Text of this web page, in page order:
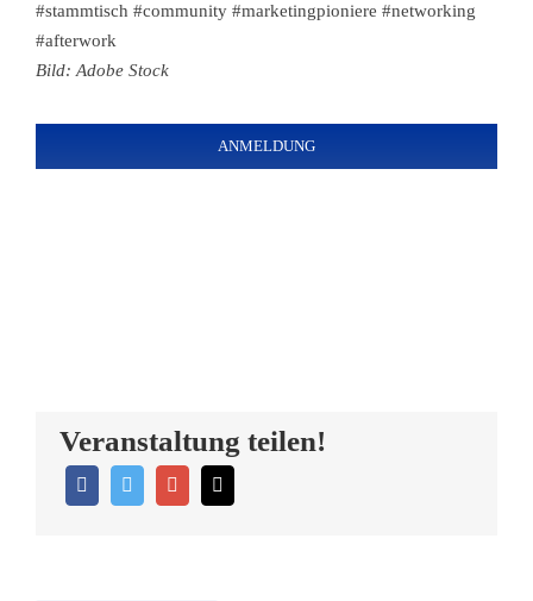
#stammtisch #community #marketingpioniere #networking
#afterwork
Bild: Adobe Stock
ANMELDUNG
Veranstaltung teilen!